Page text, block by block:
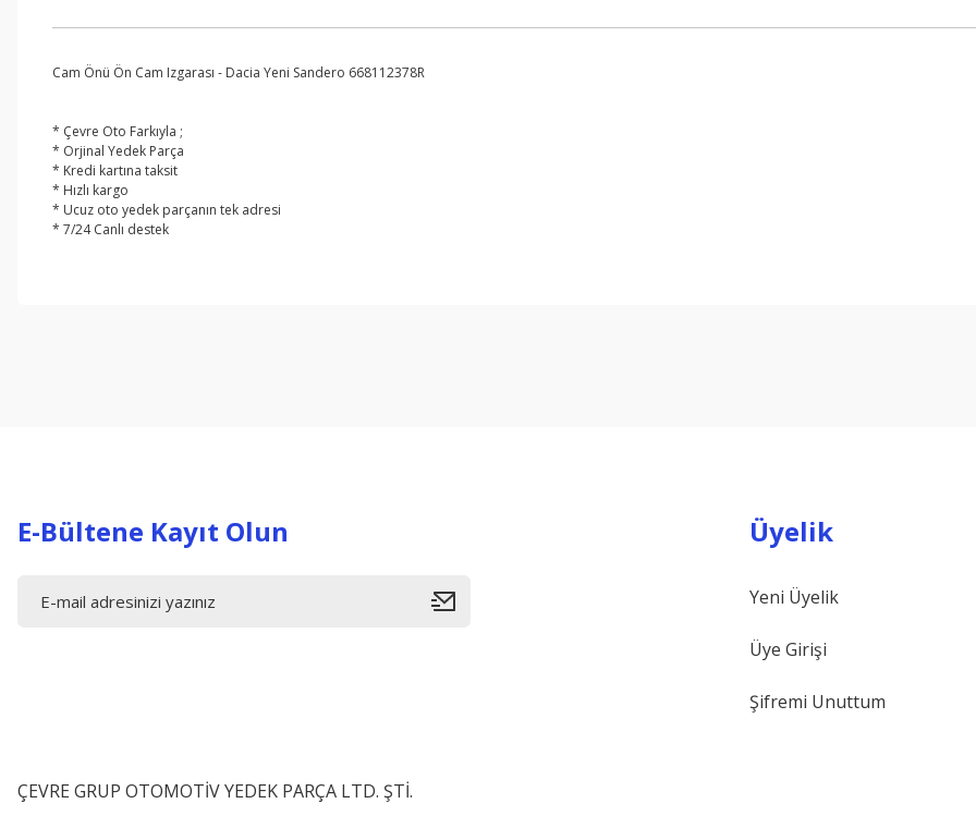
Cam Önü Ön Cam Izgarası - Dacia Yeni Sandero 668112378R
* Çevre Oto Farkıyla ;
* Orjinal Yedek Parça
* Kredi kartına taksit
* Hızlı kargo
* Ucuz oto yedek parçanın tek adresi
* 7/24 Canlı destek
E-Bültene Kayıt Olun
ÇEVRE GRUP OTOMOTİV YEDEK PARÇA LTD. ŞTİ.
Üyelik
Yeni Üyelik
Üye Girişi
Şifremi Unuttum